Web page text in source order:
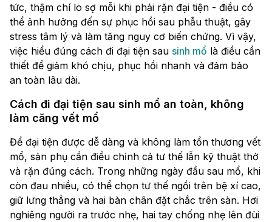
tức, thậm chí lo sợ mỗi khi phải rặn đại tiện - điều có
thể ảnh hưởng đến sự phục hồi sau phẫu thuật, gây
stress tâm lý và làm tăng nguy cơ biến chứng. Vì vậy,
việc hiểu đúng cách đi đại tiện sau sinh mổ là điều cần
thiết để giảm khó chịu, phục hồi nhanh và đảm bảo
an toàn lâu dài.
Cách đi đại tiện sau sinh mổ an toàn, không
làm căng vết mổ
Để đại tiện được dễ dàng và không làm tổn thương vết
mổ, sản phụ cần điều chỉnh cả tư thế lẫn kỹ thuật thở
và rặn đúng cách. Trong những ngày đầu sau mổ, khi
còn đau nhiều, có thể chọn tư thế ngồi trên bệ xí cao,
giữ lưng thẳng và hai bàn chân đặt chắc trên sàn. Hơi
nghiêng người ra trước nhẹ, hai tay chống nhẹ lên đùi